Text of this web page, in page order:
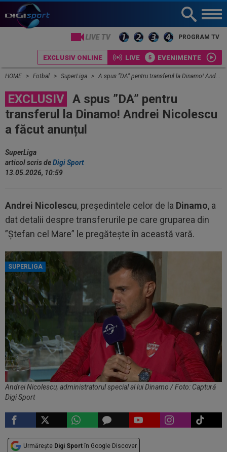
LIVE TV PROGRAM TV
EXCLUSIV ONLINE LIVE EVENIMENTE
HOME Fotbal SuperLiga A spus ”DA” pentru transferul la Dinamo! Andrei Nicolescu a făcut anunțul
EXCLUSIV A spus ”DA” pentru
transferul la Dinamo! Andrei Nicolescu
a făcut anunțul
SuperLiga
articol scris deDigi Sport
13.05.2026, 10:59
Andrei Nicolescu, președintele celor de la Dinamo, a
dat detalii despre transferurile pe care gruparea din
”Ștefan cel Mare” le pregătește în această vară.
SUPERLIGA
Andrei Nicolescu, administratorul special al lui Dinamo / Foto: Captură
Digi Sport
Urmărește Digi Sport în Google Discover